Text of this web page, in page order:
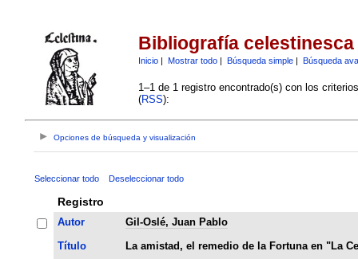
Bibliografía celestinesca
Inicio| Mostrar todo| Búsqueda simple| Búsqueda
1–1 de 1 registro encontrado(s) con los
(RSS):
Opciones de búsqueda y visualización
Seleccionar todo Deseleccionar todo
Registro
Autor
Gil-Oslé, Juan Pablo
Título
La amistad, el remedio de la Fortuna en "La